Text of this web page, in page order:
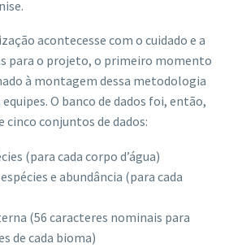
acontecesse com o cuidado e a
para o projeto, o primeiro momento
à montagem dessa metodologia
O banco de dados foi, então,
conjuntos de dados:
(para cada corpo d’água)
e abundância (para cada
(56 caracteres nominais para
de cada bioma)